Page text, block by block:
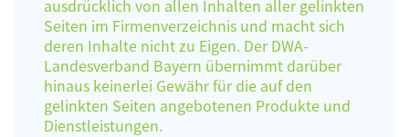
ausdrücklich von allen Inhalten aller gelinkten
Seiten im Firmenverzeichnis und macht sich
deren Inhalte nicht zu Eigen. Der DWA-
Landesverband Bayern übernimmt darüber
hinaus keinerlei Gewähr für die auf den
gelinkten Seiten angebotenen Produkte und
Dienstleistungen.